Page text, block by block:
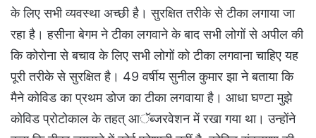
के लिए सभी व्यवस्था अच्छी है। सुरक्षित तरीके से टीका लगाया जा
रहा है। हसीना बेगम ने टीका लगवाने के बाद सभी लोगों से अपील की
कि कोरोना से बचाव के लिए सभी लोगों को टीका लगवाना चाहिए यह
पूरी तरीके से सुरक्षित है। 49 वर्षीय सुनील कुमार झा ने बताया कि
मैने कोविड का प्रथम डोज का टीका लगवाया है। आधा घण्टा मुझे
कोविड प्रोटोकाल के तहत् आॅब्जरवेशन में रखा गया था। उन्होंने